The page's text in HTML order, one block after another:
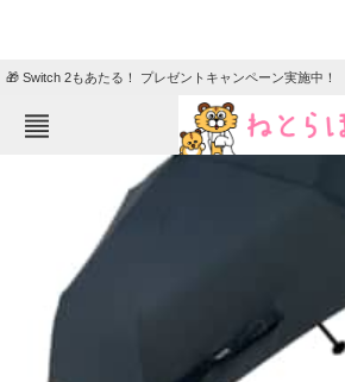
🎁 Switch 2もあたる！ プレゼントキャンペーン実施中！
ねとらぼメニュー
住まい 教育・育児